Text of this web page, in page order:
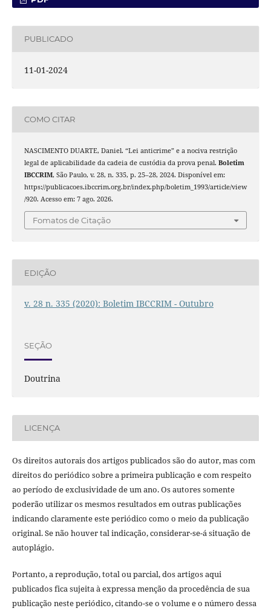
PUBLICADO
11-01-2024
COMO CITAR
NASCIMENTO DUARTE, Daniel. “Lei anticrime” e a nociva restrição
legal de aplicabilidade da cadeia de custódia da prova penal. Boletim
IBCCRIM, São Paulo, v. 28, n. 335, p. 25–28, 2024. Disponível em:
https://publicacoes.ibccrim.org.br/index.php/boletim_1993/article/view
/920. Acesso em: 7 ago. 2026.
Fomatos de Citação
EDIÇÃO
v. 28 n. 335 (2020): Boletim IBCCRIM - Outubro
SEÇÃO
Doutrina
LICENÇA
Os direitos autorais dos artigos publicados são do autor, mas com
direitos do periódico sobre a primeira publicação e com respeito
ao período de exclusividade de um ano. Os autores somente
poderão utilizar os mesmos resultados em outras publicações
indicando claramente este periódico como o meio da publicação
original. Se não houver tal indicação, considerar-se-á situação de
autoplágio.
Portanto, a reprodução, total ou parcial, dos artigos aqui
publicados fica sujeita à expressa menção da procedência de sua
publicação neste periódico, citando-se o volume e o número dessa